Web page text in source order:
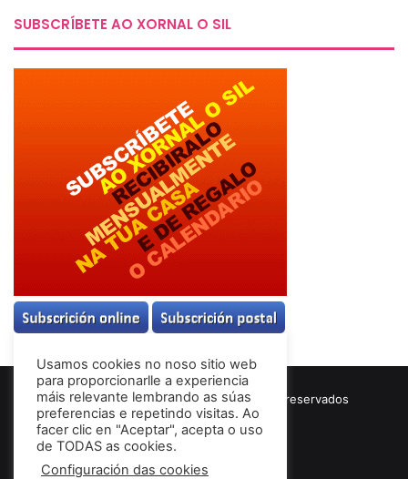
SUBSCRÍBETE AO XORNAL O SIL
© Copyright 2026, Todos los derechos reservados
Términos & Condiciones
Usamos cookies no noso sitio web
para proporcionarlle a experiencia
máis relevante lembrando as súas
preferencias e repetindo visitas. Ao
facer clic en "Aceptar", acepta o uso
de TODAS as cookies.
Configuración das cookies